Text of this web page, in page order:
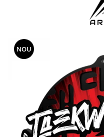
Fotbal
Muzica / Dans
Pescuit
NOU